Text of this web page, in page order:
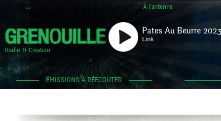
À l'antenne
Radio & Création
Pates Au Beurre
Link
ÉMISSIONS À RÉECOUTER